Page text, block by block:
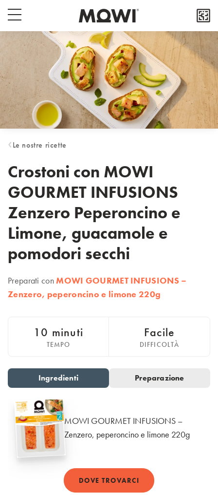
Menu switch buttonSelect your location
Popup close button
Asia
日本
日本語
대한민국
한국어
Europe
Deutschland
España
Español
France
Italia
Polska
Sverige
United Kingdom
English
United States
English
Global
MOWI Salmon Global
English
Le nostre ricette
Crostoni con MOWI
GOURMET INFUSIONS
Zenzero Peperoncino e
Limone, guacamole e
pomodori secchi
Preparati conMOWI GOURMET INFUSIONS –
Zenzero, peperoncino e limone 220g
10 minuti
TEMPO
Facile
DIFFICOLTÀ
Go to slide 1
Ingredienti Go to slide 2
Preparazione
MOWI GOURMET INFUSIONS –
Zenzero, peperoncino e limone 220g
DOVE TROVARCI